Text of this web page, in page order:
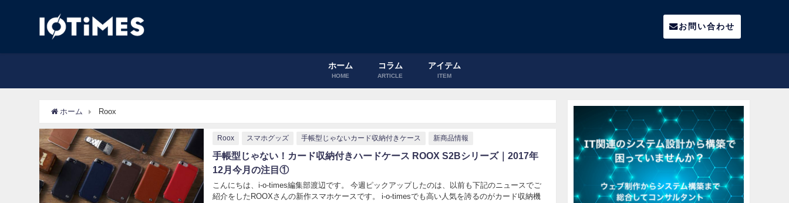
お問い合わせ
ホーム
HOME
コラム
ARTICLE
アイテム
ITEM
ホーム Roox
Roox スマホグッズ 手帳型じゃないカード収納付きケース 新商品情報
手帳型じゃない！カード収納付きハードケース ROOX S2Bシリーズ｜2017年
12月今月の注目①
こんにちは、i-o-times編集部渡辺です。 今週ピックアップしたのは、以前も下記のニュースでご
紹介をしたROOXさんの新作スマホケースです。 i-o-timesでも高い人気を誇るのがカード収納機